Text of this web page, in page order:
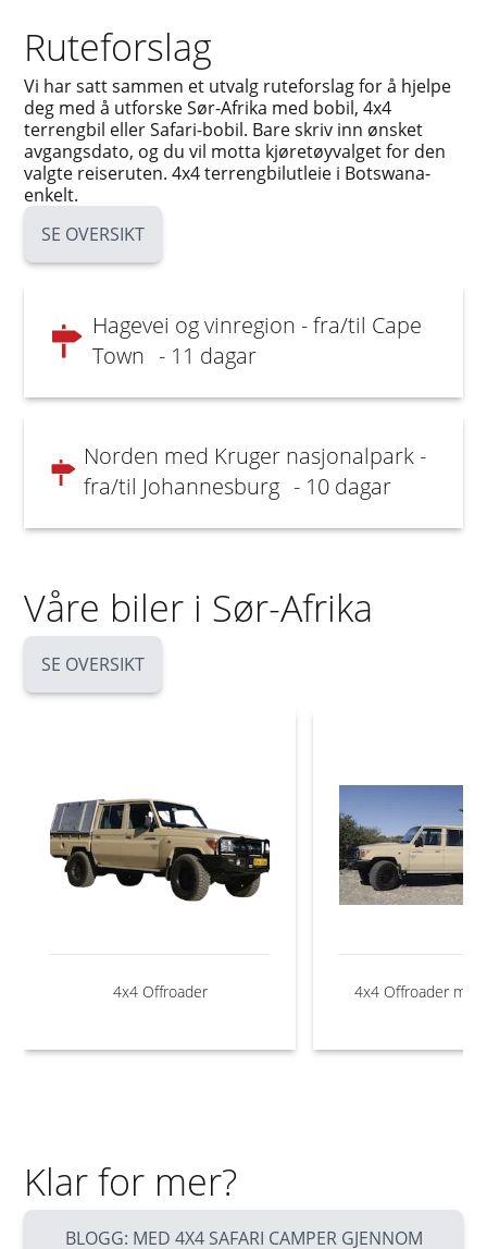
Ruteforslag
Vi har satt sammen et utvalg ruteforslag for å hjelpe
deg med å utforske Sør-Afrika med bobil, 4x4
terrengbil eller Safari-bobil. Bare skriv inn ønsket
avgangsdato, og du vil motta kjøretøyvalget for den
valgte reiseruten. 4x4 terrengbilutleie i Botswana-
enkelt.
SE OVERSIKT
Hagevei og vinregion - fra/til Cape
Town - 11 dagar
Norden med Kruger nasjonalpark -
fra/til Johannesburg - 10 dagar
Våre biler i Sør-Afrika
SE OVERSIKT
4x4 Offroader 4x4 Offroader
Klar for mer?
BLOGG: MED 4X4 SAFARI CAMPER GJENNOM